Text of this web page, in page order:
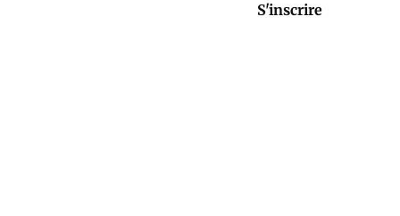
S'inscrire